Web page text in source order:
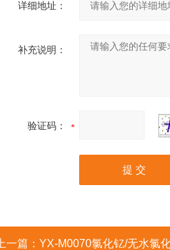
详细地址：
补充说明：
验证码：
上一篇： YX-M0070氯化钇/无水氯化